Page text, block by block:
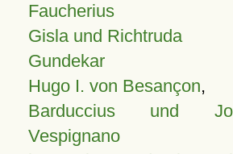
Faucherius
Gisla und Richtruda
Gundekar
Hugo I. von Besançon,
Barduccius und
Vespignano